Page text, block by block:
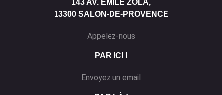
143 AV. EMILE ZOLA,
13300 SALON-DE-PROVENCE
Appelez-nous
PAR ICI !
Envoyez un email